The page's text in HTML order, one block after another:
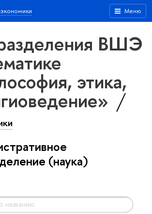
Меню
ВШЭ
этика,
(наука)